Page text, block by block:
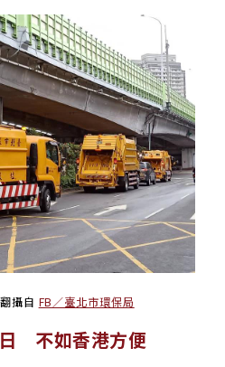
攝自 FB／臺北市環保局
不如香港方便